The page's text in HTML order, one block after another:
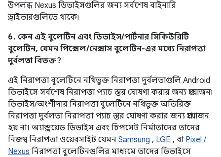
উপলব্ধ Nexus ডিভাইসগুলির জন্য সর্বশেষ বাইনারি
ড্রাইভারগুলিতে থাকে৷
6. কেন এই বুলেটিন এবং ডিভাইস/পার্টনার সিকিউরিটি
বুলেটিন, যেমন পিক্সেল/নেক্সাস বুলেটিন-এর মধ্যে নিরাপত্তা
দুর্বলতা বিভক্ত?
এই নিরাপত্তা বুলেটিনে নথিভুক্ত নিরাপত্তা দুর্বলতাগুলি Android
ডিভাইসে সর্বশেষ নিরাপত্তা প্যাচ স্তর ঘোষণা করার জন্য প্রয়োজন৷
ডিভাইস/অংশীদার নিরাপত্তা বুলেটিনে নথিভুক্ত অতিরিক্ত
নিরাপত্তা দুর্বলতা নিরাপত্তা প্যাচ স্তর ঘোষণা করার জন্য প্রয়োজন
হয় না। অ্যান্ড্রয়েড ডিভাইস এবং চিপসেট নির্মাতাদের তাদের
নিজস্ব নিরাপত্তা ওয়েবসাইট যেমন Samsung , LGE , বা Pixel /
Nexus নিরাপত্তা বুলেটিনগুলির মাধ্যমে তাদের ডিভাইসে